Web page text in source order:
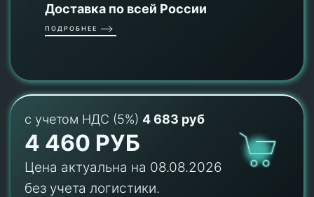
Доставка по всей России
ПОДРОБНЕЕ
с учетом НДС (5%) 4 683 руб
4 460 РУБ
Цена актуальна на 08.08.2026
без учета логистики.